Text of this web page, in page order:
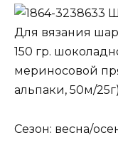
Для вязания
150 гр.
мериносовой
альпаки, 50м/
Сезон: весна/